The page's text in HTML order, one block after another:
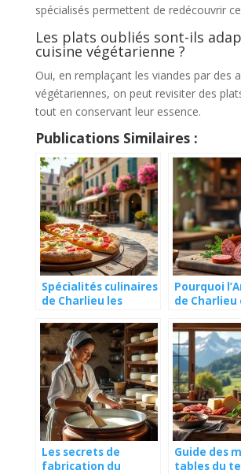
spécialisés permettent de redécouvrir
Les plats oubliés sont-ils
cuisine végétarienne ?
Oui, en remplaçant les viandes par des
végétariennes, on peut revisiter des
tout en conservant leur essence.
Publications Similaires :
Spécialités culinaires
de Charlieu les
Roannais
Pourquoi
de Charlieu
Les secrets de
fabrication du
Guide des
tables du